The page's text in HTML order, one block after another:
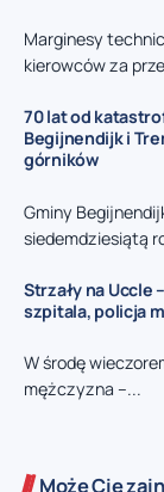
Marginesy
kierowców za
70 lat od
Begijnendijk i
górników
Gminy
siedemdziesiątą
Strzały na Uccle
szpitala, policja
W środę
mężczyzna –...
Może Cię